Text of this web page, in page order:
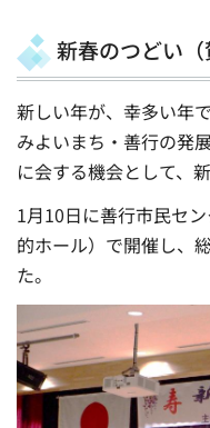
新春のつどい（
新しい年が、幸多い年
みよいまち・善行の発
に会する機会として、
1月10日に善行市民セ
的ホール）で開催し、
た。